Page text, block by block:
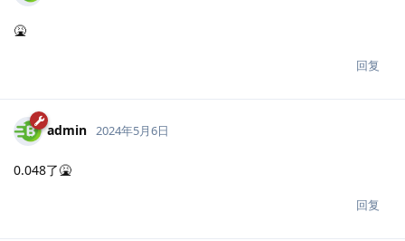
🤮
回复
admin 2024年5月6日
0.048了🤮
回复